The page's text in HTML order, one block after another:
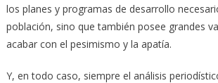
los planes y programas de desarrollo
población, sino que también posee grandes
acabar con el pesimismo y la apatía.
Y, en todo caso, siempre el análisis